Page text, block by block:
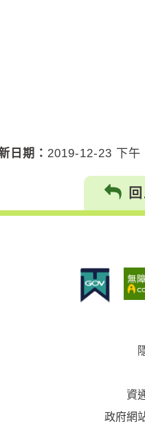
日期： 2019-12-23 下午
資
政府網